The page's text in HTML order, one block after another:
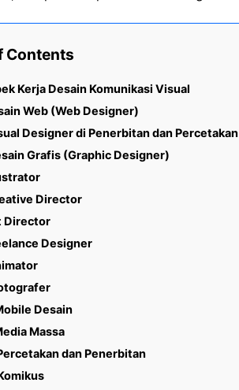
Contents
Kerja Desain Komunikasi Visual
Web (Web Designer)
Designer di Penerbitan dan Percetakan
Grafis (Graphic Designer)
Director
Director
Designer
Desain
Massa
dan Penerbitan